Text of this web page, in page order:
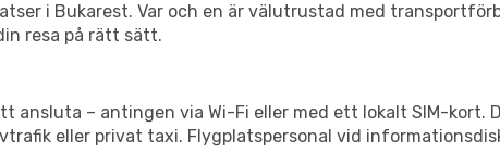
i Bukarest. Var och en är välutrustad med
resa på rätt sätt.
ansluta – antingen via Wi-Fi eller med ett lokalt SIM-
eller privat taxi. Flygplatspersonal vid